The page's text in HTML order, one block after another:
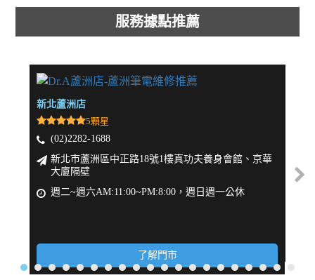
服務據點推薦
新北蘆洲店
5顆星
(02)2282-1688
新北市蘆洲區中正路18號1樓真功夫養身會館、京華
大廈隔壁
週二~週六AM:11:00~PM:8:00，週日週一公休
了解門市